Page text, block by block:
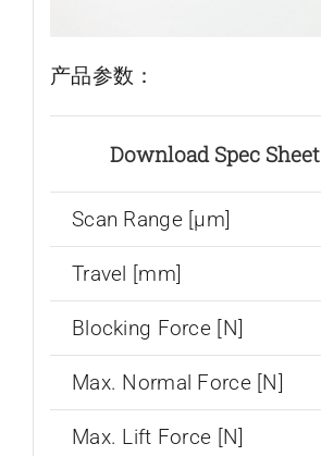
产品参数：
Download Spec Sheet
Scan Range [µm]
Travel [mm]
Blocking Force [N]
Max. Normal Force [N]
Max. Lift Force [N]